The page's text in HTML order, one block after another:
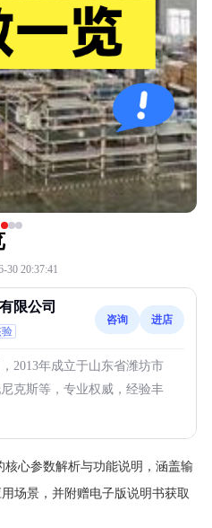
30 20:37:41
限公司
咨询 进店
2013年成立于山东省潍坊市
克斯等，专业权威，经验丰
核心参数解析与功能说明，涵盖输
场景，并附赠电子版说明书获取